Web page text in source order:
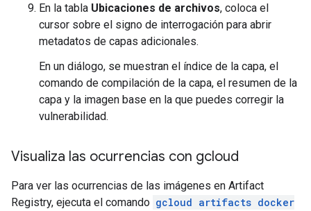
En la tabla Ubicaciones de archivos, coloca el
cursor sobre el signo de interrogación para abrir
metadatos de capas adicionales.
En un diálogo, se muestran el índice de la capa, el
comando de compilación de la capa, el resumen de la
capa y la imagen base en la que puedes corregir la
vulnerabilidad.
Visualiza las ocurrencias con gcloud
Para ver las ocurrencias de las imágenes en Artifact
Registry, ejecuta el comando gcloud artifacts docker